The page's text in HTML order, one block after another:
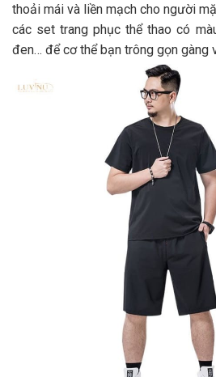
thoải mái và liền mạch cho người
các set trang phục thể thao có
đen… để cơ thể bạn trông gọn gàng